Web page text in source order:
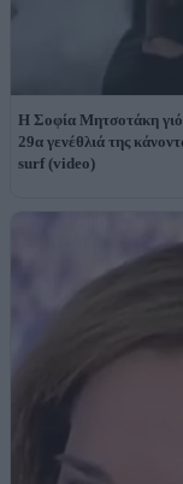
Η Σοφία Μητσοτάκη
29α γενέθλιά της
surf (video)